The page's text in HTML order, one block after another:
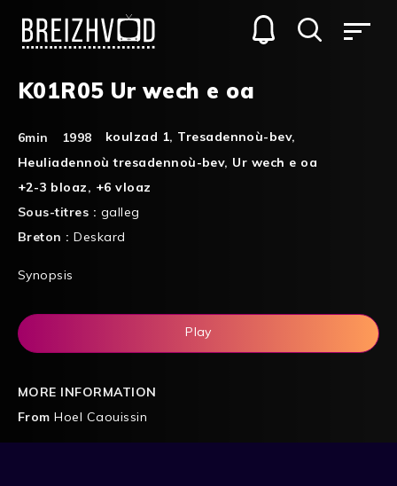
K01R05 Ur wech e oa
6min 1998 koulzad 1, Tresadennoù-bev,
Heuliadennoù tresadennoù-bev, Ur wech e oa
+2-3 bloaz, +6 vloaz
Sous-titres : galleg
Breton :Deskard
Synopsis
Play
MORE INFORMATION
From Hoel Caouissin